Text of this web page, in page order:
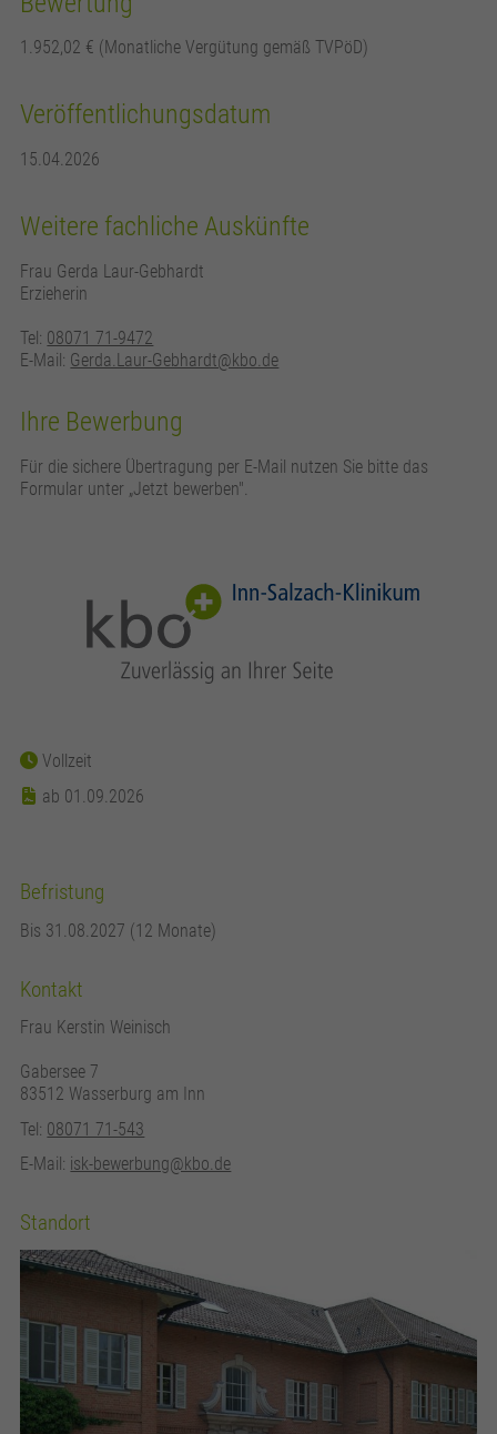
1.952,02 € (Monatliche Vergütung gemäß TVPöD)
Veröffentlichungsdatum
15.04.2026
Weitere fachliche Auskünfte
Frau Gerda Laur-Gebhardt
Erzieherin
Tel: 08071 71-9472
E-Mail: Gerda.Laur-Gebhardt@kbo.de
Ihre Bewerbung
Für die sichere Übertragung per E-Mail nutzen Sie bitte das
Formular unter „Jetzt bewerben".
Vollzeit
ab 01.09.2026
Befristung
Bis 31.08.2027 (12 Monate)
Kontakt
Frau Kerstin Weinisch
Gabersee 7
83512 Wasserburg am Inn
Tel: 08071 71-543
E-Mail: isk-bewerbung@kbo.de
Standort